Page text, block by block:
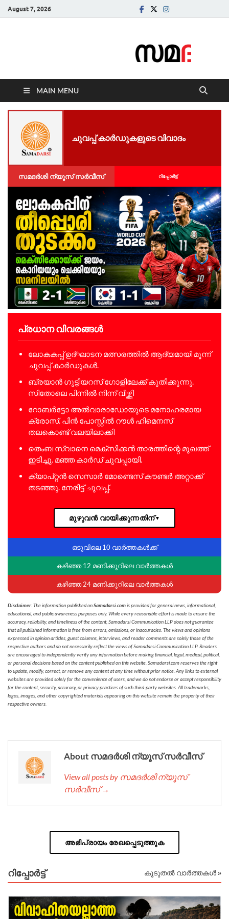
August 7, 2026
MAIN MENU
ചുവപ്പ് കാർഡുകളുടെ വിവാദം
സമദർശി ന്യൂസ് സർവീസ് റിപ്പോര്‍ട്ട്
പ്രധാന വിവരങ്ങൾ
ലോകകപ്പ് ഉദ്ഘാടന മത്സരത്തിൽ ആദ്യമായി മൂന്ന്
ചുവപ്പ് കാർഡുകൾ.
ബ്രയാൻ ഗുട്ടിയറസ് ഗോളിലേക്ക് കുതിക്കുന്നു.
സിതോലെ പിന്നിൽ നിന്ന് വീഴ്ത്തി
റോബർട്ടോ അൽവാരാഡോയുടെ മനോഹരമായ
ക്രോസ്. പിൻ പോസ്റ്റിൽ റൗൾ ഹിമെനസ്
തലകൊണ്ട് വലയിലാക്കി
തെംബ സ്വാനെ മെക്സിക്കൻ താരത്തിന്റെ മുഖത്ത്
ഇടിച്ചു. മഞ്ഞ കാർഡ് ചുവപ്പായി.
ക്യാപ്റ്റൻ സെസാർ മോണ്ടെസ് കൗണ്ടർ അറ്റാക്ക്
തടഞ്ഞു. നേരിട്ട് ചുവപ്പ്.
മുഴുവൻ വായിക്കുന്നതിന്▼
ഒടുവിലെ 10 വാർത്തകൾക്ക്
കഴിഞ്ഞ 12 മണിക്കൂറിലെ വാർത്തകൾ
കഴിഞ്ഞ 24 മണിക്കൂറിലെ വാർത്തകൾ
Disclaimer: The information published onSamadarsi.comis provided for general news, informational,
educational, and public awareness purposes only. While every reasonable effort is made to ensure the
accuracy, reliability, and timeliness of the content, Samadarsi Communication LLP does not guarantee
that all published information is free from errors, omissions, or inaccuracies. The views and opinions
expressed in opinion articles, guest columns, interviews, and reader comments are solely those of the
respective authors and do not necessarily reflect the views of Samadarsi Communication LLP. Readers
are encouraged to independently verify any information before making financial, legal, medical, political,
or personal decisions based on the content published on this website. Samadarsi.com reserves the right
to update, modify, correct, or remove any content at any time without prior notice. Any links to external
websites are provided solely for the convenience of users, and we do not endorse or accept responsibility
for the content, security, accuracy, or privacy practices of such third-party websites. All trademarks,
logos, images, and other copyrighted materials appearing on this website remain the property of their
respective owners.
About സമദർശി ന്യൂസ് സർവീസ്
View all posts by സമദർശി ന്യൂസ്
സർവീസ് →
അഭിപ്രായം രേഖപ്പെടുത്തുക
റിപ്പോര്‍ട്ട് കൂടുതൽ വാർത്തകൾ »